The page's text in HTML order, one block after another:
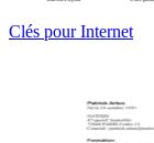
Clés pour Internet